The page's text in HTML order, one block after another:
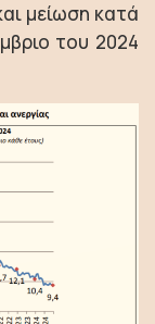
μείωση κατά
του 2024